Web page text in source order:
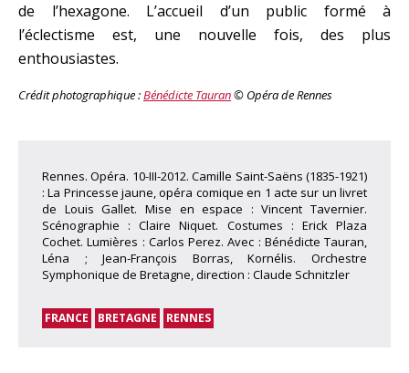
de l’hexagone. L’accueil d’un public formé à
l’éclectisme est, une nouvelle fois, des plus
enthousiastes.
Crédit photographique :Bénédicte Tauran© Opéra de Rennes
Rennes. Opéra. 10-III-2012. Camille Saint-Saëns (1835-1921)
: La Princesse jaune, opéra comique en 1 acte sur un livret
de Louis Gallet. Mise en espace : Vincent Tavernier.
Scénographie : Claire Niquet. Costumes : Erick Plaza
Cochet. Lumières : Carlos Perez. Avec : Bénédicte Tauran,
Léna ; Jean-François Borras, Kornélis. Orchestre
Symphonique de Bretagne, direction : Claude Schnitzler
FRANCE BRETAGNE RENNES